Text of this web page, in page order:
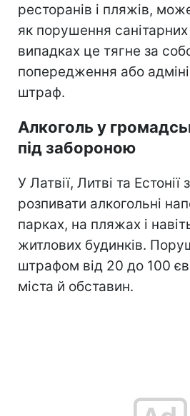
ресторанів і пляжів,
як порушення
випадках це тягне за
попередження або
штраф.
Алкоголь у
під забороною
У Латвії, Литві та
розпивати алкогольні
парках, на пляжах і
житлових будинків.
штрафом від 20 до 100
міста й обставин.